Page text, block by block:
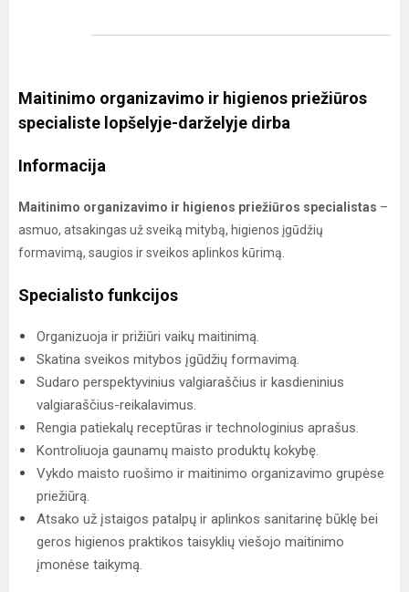
Maitinimo organizavimo ir higienos priežiūros
specialiste lopšelyje-darželyje dirba
Informacija
Maitinimo organizavimo ir higienos priežiūros specialistas –
asmuo, atsakingas už sveiką mitybą, higienos įgūdžių
formavimą, saugios ir sveikos aplinkos kūrimą.
Specialisto funkcijos
Organizuoja ir prižiūri vaikų maitinimą.
Skatina sveikos mitybos įgūdžių formavimą.
Sudaro perspektyvinius valgiaraščius ir kasdieninius
valgiaraščius-reikalavimus.
Rengia patiekalų receptūras ir technologinius aprašus.
Kontroliuoja gaunamų maisto produktų kokybę.
Vykdo maisto ruošimo ir maitinimo organizavimo grupėse
priežiūrą.
Atsako už įstaigos patalpų ir aplinkos sanitarinę būklę bei
geros higienos praktikos taisyklių viešojo maitinimo
įmonėse taikymą.